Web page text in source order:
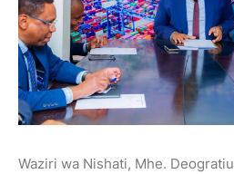
Waziri wa Nishati, Mhe.